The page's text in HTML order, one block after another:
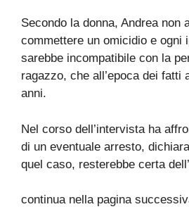
Secondo la donna, Andrea non
commettere un omicidio e ogni
sarebbe incompatibile con la
ragazzo, che all’epoca dei fatti
anni.
Nel corso dell’intervista ha
di un eventuale arresto,
quel caso, resterebbe certa
continua nella pagina